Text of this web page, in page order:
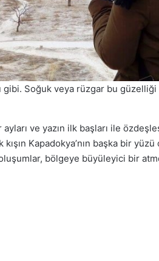
gibi. Soğuk veya rüzgar bu
ve yazın ilk başları ile
kışın Kapadokya’nın başka bir
bölgeye büyüleyici bir